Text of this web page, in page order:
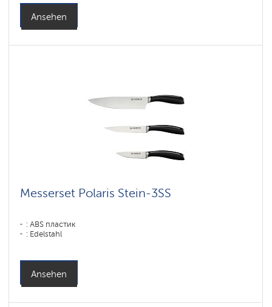
Ansehen
Messerset Polaris Stein-3SS
: ABS пластик
: Edelstahl
Ansehen